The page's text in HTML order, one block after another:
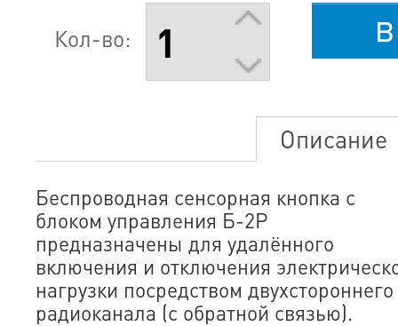
Кол-во:
Описание
Беспроводная сенсорная кнопка с
блоком управления Б-2Р
предназначены для удалённого
включения и отключения
нагрузки посредством двухстороннего
радиоканала (с обратной связью).